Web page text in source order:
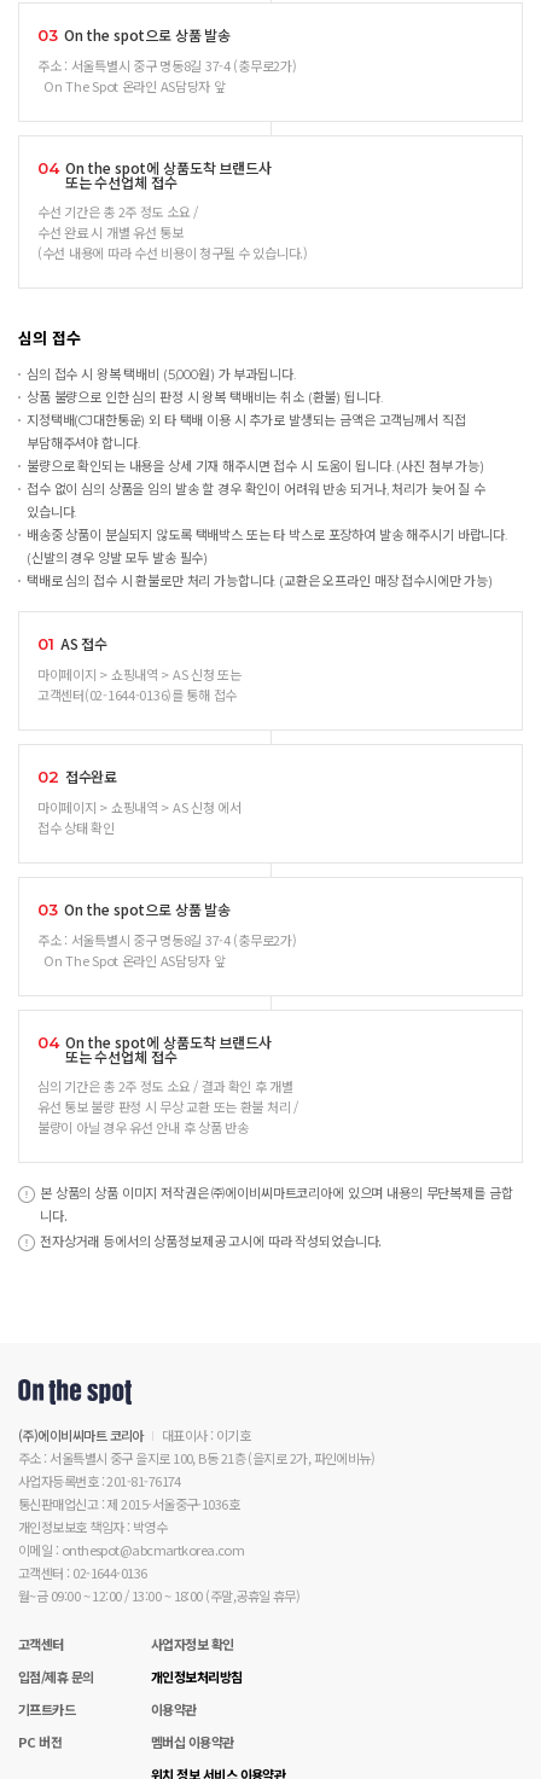
03 On the spot으로 상품 발송
주소 : 서울특별시 중구 명동8길 37-4 (충무로2가)
On The Spot 온라인 AS담당자 앞
04 On the spot에 상품도착 브랜드사
또는 수선업체 접수
수선 기간은 총 2주 정도 소요 /
수선 완료 시 개별 유선 통보
(수선 내용에 따라 수선 비용이 청구될 수 있습니다.)
심의 접수
심의 접수 시 왕복 택배비 (5,000원) 가 부과됩니다.
상품 불량으로 인한 심의 판정 시 왕복 택배비는 취소 (환불) 됩니다.
지정택배(CJ대한통운) 외 타 택배 이용 시 추가로 발생되는 금액은 고객님께서 직접
부담해주셔야 합니다.
불량으로 확인되는 내용을 상세 기재 해주시면 접수 시 도움이 됩니다. (사진 첨부 가능)
접수 없이 심의 상품을 임의 발송 할 경우 확인이 어려워 반송 되거나, 처리가 늦어 질 수
있습니다.
배송중 상품이 분실되지 않도록 택배박스 또는 타 박스로 포장하여 발송 해주시기 바랍니다.
(신발의 경우 양발 모두 발송 필수)
택배로 심의 접수 시 환불로만 처리 가능합니다. (교환은 오프라인 매장 접수시에만 가능)
01 AS 접수
마이페이지 > 쇼핑내역 > AS 신청 또는
고객센터(02-1644-0136)를 통해 접수
02 접수완료
마이페이지 > 쇼핑내역 > AS 신청 에서
접수 상태 확인
03 On the spot으로 상품 발송
주소 : 서울특별시 중구 명동8길 37-4 (충무로2가)
On The Spot 온라인 AS담당자 앞
04 On the spot에 상품도착 브랜드사
또는 수선업체 접수
심의 기간은 총 2주 정도 소요 / 결과 확인 후 개별
유선 통보 불량 판정 시 무상 교환 또는 환불 처리 /
불량이 아닐 경우 유선 안내 후 상품 반송
본 상품의 상품 이미지 저작권은 ㈜에이비씨마트코리아에 있으며 내용의 무단복제를 금합
니다.
전자상거래 등에서의 상품정보제공 고시에 따라 작성되었습니다.
(주)에이비씨마트 코리아
대표이사 : 이기호
주소 : 서울특별시 중구 을지로 100, B동 21층 (을지로 2가, 파인에비뉴)
사업자등록번호 : 201-81-76174
통신판매업신고 : 제 2015-서울중구-1036호
개인정보보호 책임자 : 박영수
이메일 : onthespot@abcmartkorea.com
고객센터 : 02-1644-0136
월~금 09:00 ~ 12:00 / 13:00 ~ 18:00 (주말,공휴일 휴무)
고객센터
입점/제휴 문의
기프트카드
PC 버전
사업자정보 확인
개인정보처리방침
이용약관
멤버십 이용약관
위치 정보 서비스 이용약관